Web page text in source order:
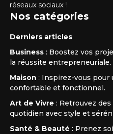
réseaux sociaux !
Nos catégories
Derniers articles
Business : Boostez vos
la réussite entrepreneuriale.
Maison : Inspirez-vous pour
confortable et fonctionnel.
Art de Vivre : Retrouvez
quotidien avec style et
Santé & Beauté : Prenez